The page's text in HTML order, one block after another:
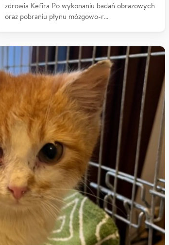
zdrowia Kefira Po wykonaniu badań obrazowych
oraz pobraniu płynu mózgowo-r…